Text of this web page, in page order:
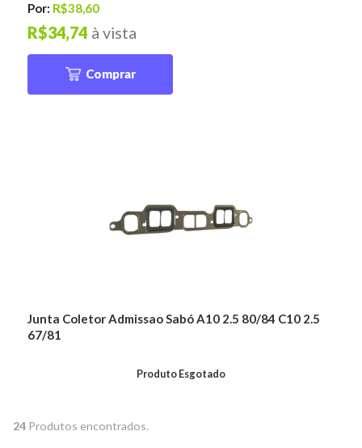
Por: R$38,60
à vista
R$34,74
Comprar
Junta Coletor Admissao Sabó A10 2.5 80/84 C10 2.5
67/81
Produto Esgotado
24 Produtos encontrados.